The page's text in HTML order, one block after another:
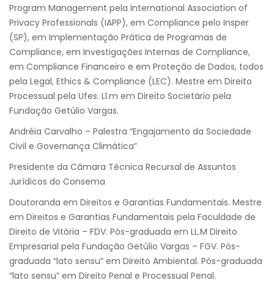
Program Management pela International Association of
Privacy Professionals (IAPP), em Compliance pelo Insper
(SP), em Implementação Prática de Programas de
Compliance, em Investigações Internas de Compliance,
em Compliance Financeiro e em Proteção de Dados, todos
pela Legal, Ethics & Compliance (LEC). Mestre em Direito
Processual pela Ufes. Ll.m em Direito Societário pela
Fundação Getúlio Vargas.
Andréia Carvalho – Palestra “Engajamento da Sociedade
Civil e Governança Climática”
Presidente da Câmara Técnica Recursal de Assuntos
Jurídicos do Consema
Doutoranda em Direitos e Garantias Fundamentais. Mestre
em Direitos e Garantias Fundamentais pela Faculdade de
Direito de Vitória – FDV. Pós-graduada em LL.M Direito
Empresarial pela Fundação Getúlio Vargas – FGV. Pós-
graduada “lato sensu” em Direito Ambiental. Pós-graduada
“lato sensu” em Direito Penal e Processual Penal.